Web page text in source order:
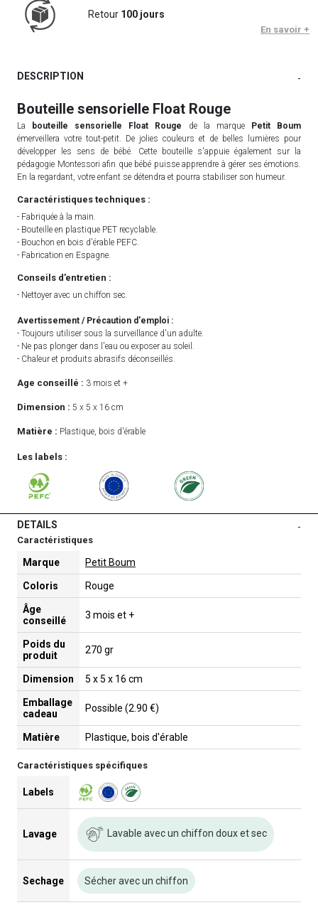
Retour 100 jours
En savoir +
DESCRIPTION -
Bouteille sensorielle Float Rouge
La bouteille sensorielle Float Rouge de la marque Petit Boum
émerveillera votre tout-petit. De jolies couleurs et de belles lumières pour
développer les sens de bébé. Cette bouteille s'appuie également sur la
pédagogie Montessori afin que bébé puisse apprendre à gérer ses émotions.
En la regardant, votre enfant se détendra et pourra stabiliser son humeur.
Caractéristiques techniques :
- Fabriquée à la main.
- Bouteille en plastique PET recyclable.
- Bouchon en bois d'érable PEFC.
- Fabrication en Espagne.
Conseils d’entretien :
- Nettoyer avec un chiffon sec.
Avertissement / Précaution d'emploi :
- Toujours utiliser sous la surveillance d'un adulte.
- Ne pas plonger dans l'eau ou exposer au soleil.
- Chaleur et produits abrasifs déconseillés.
Age conseillé : 3 mois et +
Dimension : 5 x 5 x 16 cm
Matière : Plastique, bois d'érable
Les labels :
DETAILS -
Caractéristiques
Marque Petit Boum
Coloris Rouge
Âge
conseillé
3 mois et +
Poids du
produit
270 gr
Dimension 5 x 5 x 16 cm
Emballage
cadeau
Possible (2.90 €)
Matière Plastique, bois d'érable
Caractéristiques spécifiques
Labels
Lavage Lavable avec un chiffon doux et sec
Sechage Sécher avec un chiffon